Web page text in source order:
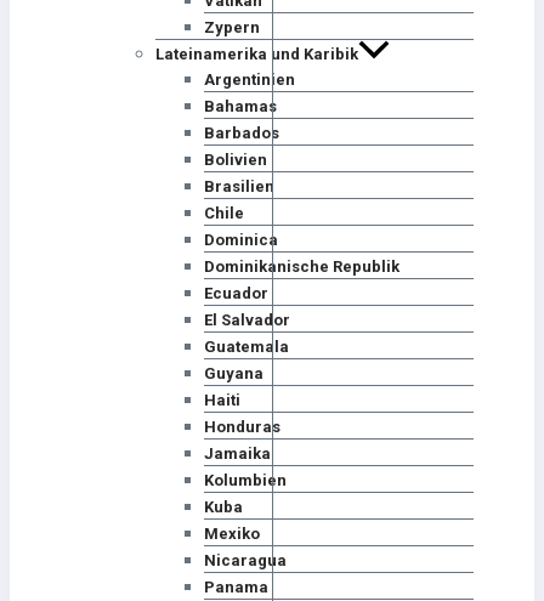
Zypern
Lateinamerika und Karibik
Argentinien
Bahamas
Barbados
Bolivien
Brasilien
Chile
Dominica
Dominikanische Republik
Ecuador
El Salvador
Guatemala
Guyana
Haiti
Honduras
Jamaika
Kolumbien
Kuba
Mexiko
Nicaragua
Panama